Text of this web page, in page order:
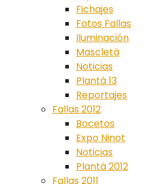
Fichajes
Fotos Fallas
Iluminación
Mascletà
Noticias
Plantà 13
Reportajes
Fallas 2012
Bocetos
Expo Ninot
Noticias
Plantà 2012
Fallas 2011